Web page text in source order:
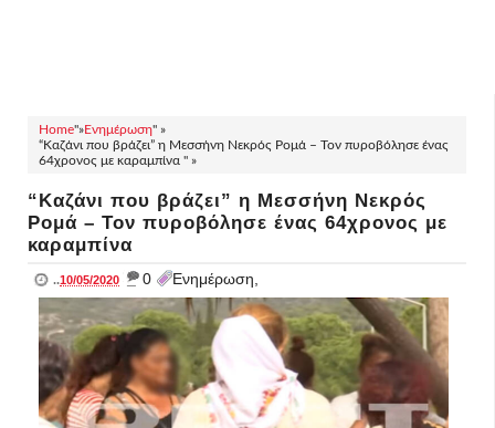
Home"»Ενημέρωση" »
“Καζάνι που βράζει” η Μεσσήνη Νεκρός Ρομά – Τον πυροβόλησε ένας
64χρονος με καραμπίνα " »
“Καζάνι που βράζει” η Μεσσήνη Νεκρός
Ρομά – Τον πυροβόλησε ένας 64χρονος με
καραμπίνα
..10/05/2020 _ 0 Ενημέρωση,